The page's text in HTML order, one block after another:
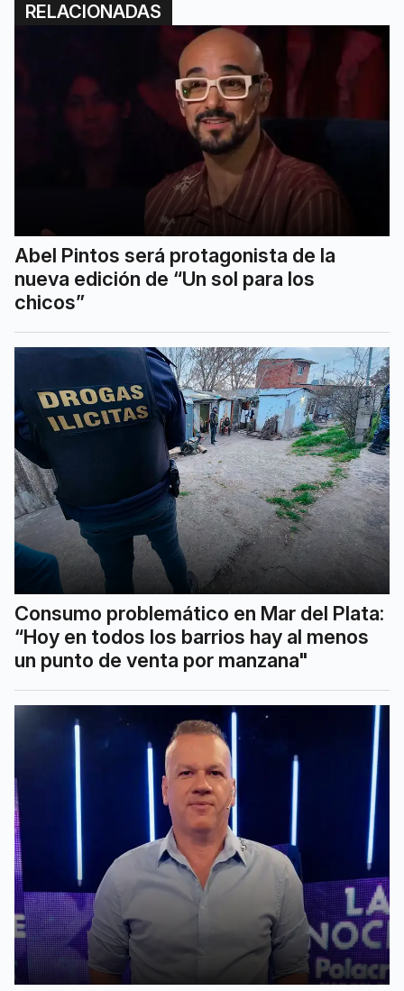
RELACIONADAS
Abel Pintos será protagonista de la
nueva edición de “Un sol para los
chicos”
Consumo problemático en Mar del Plata:
“Hoy en todos los barrios hay al menos
un punto de venta por manzana"